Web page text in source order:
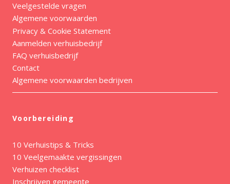
Veelgestelde vragen
Algemene voorwaarden
Privacy & Cookie Statement
Aanmelden verhuisbedrijf
FAQ verhuisbedrijf
Contact
Algemene voorwaarden bedrijven
Voorbereiding
10 Verhuistips & Tricks
10 Veelgemaakte vergissingen
Verhuizen checklist
Inschrijven gemeente